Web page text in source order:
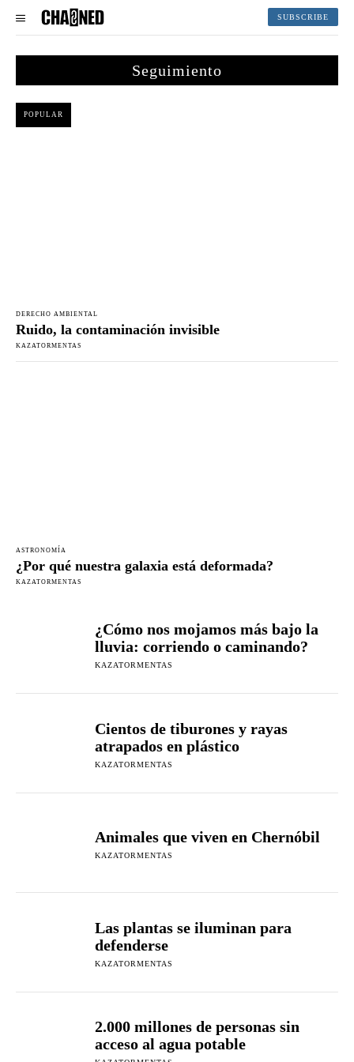
SUBSCRIBE
Seguimiento
POPULAR
DERECHO AMBIENTAL
Ruido, la contaminación invisible
KAZATORMENTAS
ASTRONOMÍA
¿Por qué nuestra galaxia está deformada?
KAZATORMENTAS
¿Cómo nos mojamos más bajo la
lluvia: corriendo o caminando?
KAZATORMENTAS
Cientos de tiburones y rayas
atrapados en plástico
KAZATORMENTAS
Animales que viven en Chernóbil
KAZATORMENTAS
Las plantas se iluminan para
defenderse
KAZATORMENTAS
2.000 millones de personas sin
acceso al agua potable